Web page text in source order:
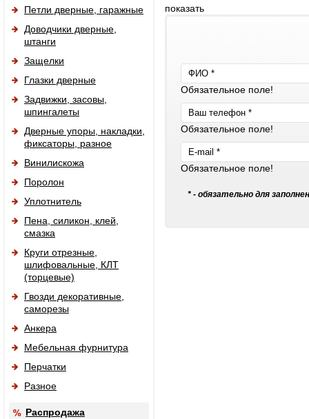
Петли дверные, гаражные
Доводчики дверные,
штанги
Защелки
Глазки дверные
Задвижки, засовы,
шпингалеты
Дверные упоры, накладки,
фиксаторы, разное
Винилискожа
Поролон
Уплотнитель
Пена, силикон, клей,
смазка
Круги отрезные,
шлифовальные, КЛТ
(торцевые)
Гвозди декоративные,
саморезы
Анкера
Мебельная фурнитура
Перчатки
Разное
Распродажа
показать
Обязательное поле!
Обязательное поле!
Обязательное поле!
* - обязательно для